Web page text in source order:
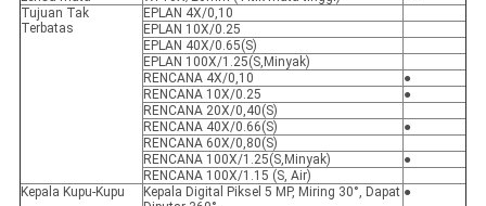
Tujuan Tak
Terbatas
EPLAN 4X/0,10
EPLAN 10X/0.25
EPLAN 40X/0.65(S)
EPLAN 100X/1.25(S,Minyak)
RENCANA 4X/0,10
●
RENCANA 10X/0.25
●
RENCANA 20X/0,40(S)
RENCANA 40X/0.66(S)
●
RENCANA 60X/0,80(S)
RENCANA 100X/1.25(S,Minyak)
●
RENCANA 100X/1.15 (S, Air)
Kepala Kupu-Kupu
Kepala Digital Piksel 5 MP, Miring 30°, Dapat ●